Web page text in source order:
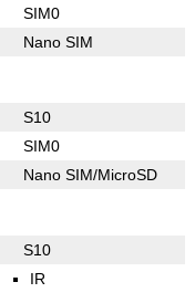
SIM0
Nano SIM
S10
SIM0
Nano SIM/MicroSD
S10
IR